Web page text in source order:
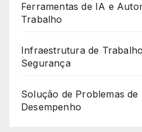
Ferramentas de IA e
Trabalho
Infraestrutura de
Segurança
Solução de Problemas de
Desempenho